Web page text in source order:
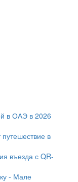
в ОАЭ в 2026
в
въезда с QR-
- Мале